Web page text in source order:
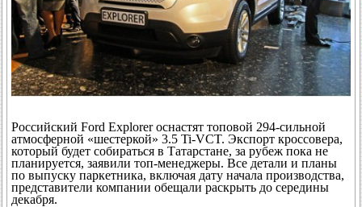
Российский Ford Explorer оснастят топовой 294-сильной
атмосферной «шестеркой» 3.5 Ti-VCT. Экспорт кроссовера,
который будет собираться в Татарстане, за рубеж пока не
планируется, заявили топ-менеджеры. Все детали и планы
по выпуску паркетника, включая дату начала производства,
представители компании обещали раскрыть до середины
декабря.